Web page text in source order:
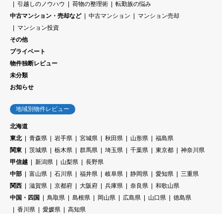
引越しのノウハウ
荷物の整理術
転勤族の悩み
中古マンション・売却など
中古マンション
マンション売却
マンション投資
その他
プライベート
物件独断レビュー
未分類
お知らせ
地域別物件レビュー
北海道
東北
青森県 岩手県 宮城県 秋田県 山形県
福島県
関東
茨城県 栃木県 群馬県 埼玉県 千葉県 東京都
神奈川県
甲信越
新潟県 山梨県
長野県
中部
富山県 石川県 福井県 岐阜県 静岡県 愛知県
三重県
関西
滋賀県 京都府 大阪府 兵庫県 奈良県
和歌山県
中国・四国
鳥取県 島根県 岡山県 広島県 山口県
徳島県
香川県
愛媛県
高知県